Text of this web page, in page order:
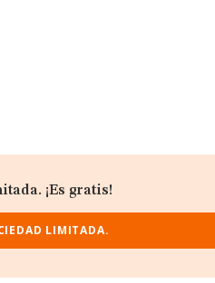
¡Es gratis!
LIMITADA.